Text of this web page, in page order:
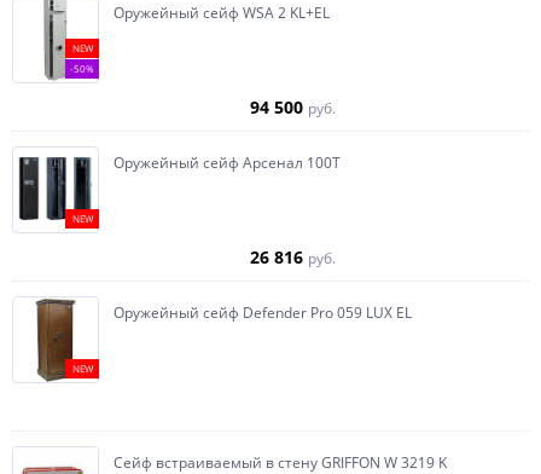
NEW
-50%
Оружейный сейф WSA 2 KL+EL
94 500 руб.
NEW
Оружейный сейф Арсенал 100Т
26 816 руб.
NEW
Оружейный сейф Defender Pro 059 LUX EL
Сейф встраиваемый в стену GRIFFON W 3219 K